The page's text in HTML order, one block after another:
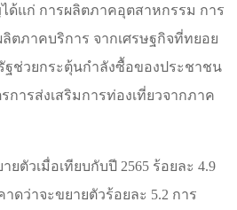
แก่ การผลิตภาคอุตสาหกรรม การ
ตภาคบริการ จากเศรษฐกิจที่ทยอย
ช่วยกระตุ้นกำลังซื้อของประชาชน
ารส่งเสริมการท่องเที่ยวจากภาค
ตัวเมื่อเทียบกับปี 2565 ร้อยละ 4.9
ดว่าจะขยายตัวร้อยละ 5.2 การ